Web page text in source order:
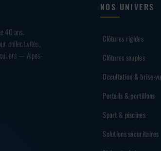
40 ans.
collectivités,
— Alpes-
NOS UNIVERS
Clôtures rigides
Clôtures souples
Occultation & brise-
Portails & portillons
Sport & piscines
Solutions sécuritaires